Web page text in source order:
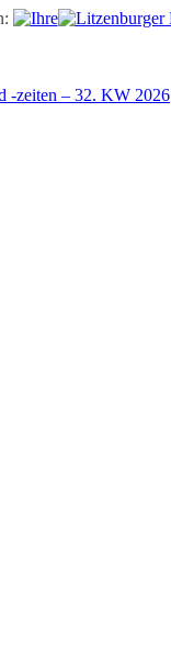
-zeiten – 32. KW 2026